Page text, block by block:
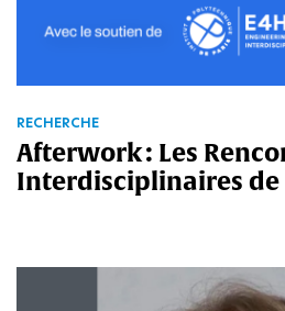
RECHERCHE
Afterwork : Les
Interdisciplinaires de